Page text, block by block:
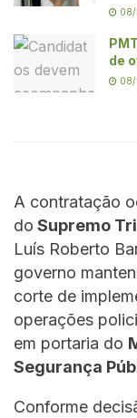
de
A contratação
do Supremo
Luís Roberto
governo
corte de
operações
em portaria do
Segurança
Conforme